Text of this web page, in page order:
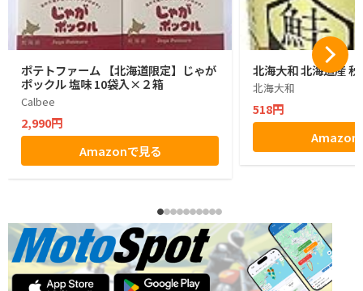
ポテトファーム 【北海道限定】じゃが
ポックル 塩味 10袋入×２箱
Calbee
2,990円
Amazonで見る
北海大和 北海道産
北海大和
518円
Amazon